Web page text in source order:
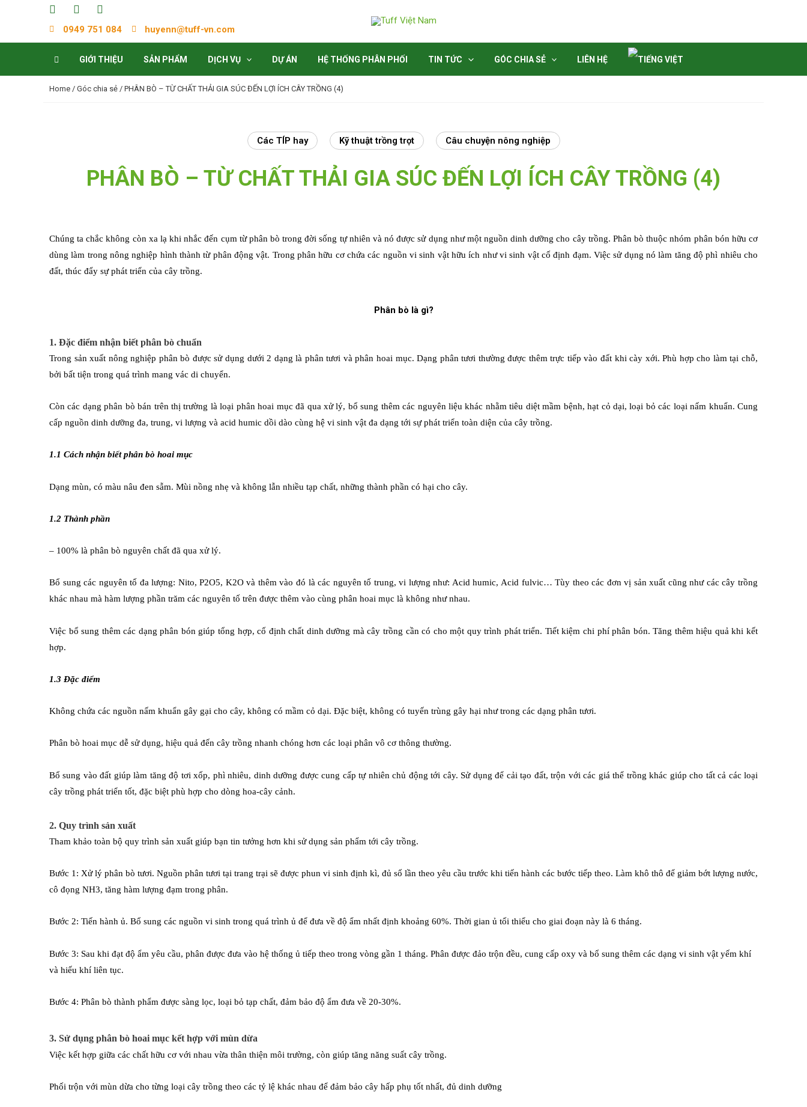
0949 751 084 huyenn@tuff-vn.com
GIỚI THIỆU SẢN PHẨM DỊCH VỤ DỰ ÁN HỆ THỐNG PHÂN PHỐI TIN TỨC GÓC CHIA SẺ LIÊN HỆ
Home / Góc chia sẻ / PHÂN BÒ – TỪ CHẤT THẢI GIA SÚC ĐẾN LỢI ÍCH CÂY TRỒNG (4)
Các TÍP hay Kỹ thuật trồng trọt Câu chuyện nông nghiệp
PHÂN BÒ – TỪ CHẤT THẢI GIA SÚC ĐẾN LỢI ÍCH CÂY TRỒNG (4)
Chúng ta chắc không còn xa lạ khi nhắc đến cụm từ phân bò trong đời sống tự nhiên và nó được sử dụng như một nguồn dinh dưỡng cho cây trồng. Phân bò thuộc nhóm phân bón hữu cơ
dùng làm trong nông nghiệp hình thành từ phân động vật. Trong phân hữu cơ chứa các nguồn vi sinh vật hữu ích như vi sinh vật cố định đạm. Việc sử dụng nó làm tăng độ phì nhiêu cho
đất, thúc đẩy sự phát triển của cây trồng.
Phân bò là gì?
1. Đặc điểm nhận biết phân bò chuẩn
Trong sản xuất nông nghiệp phân bò được sử dụng dưới 2 dạng là phân tươi và phân hoai mục.Dạng phân tươi thường được thêm trực tiếp vào đất khi cày xới. Phù hợp cho làm tại chỗ,
bởi bất tiện trong quá trình mang vác di chuyển.
Còn các dạng phân bò bán trên thị trường là loại phân hoai mục đã qua xử lý, bổ sung thêm các nguyên liệu khác nhằm tiêu diệt mầm bệnh, hạt cỏ dại, loại bỏ các loại nấm khuẩn. Cung
cấp nguồn dinh dưỡng đa, trung, vi lượng và acid humic dồi dào cùng hệ vi sinh vật đa dạng tới sự phát triển toàn diện của cây trồng.
1.1 Cách nhận biết phân bò hoai mục
Dạng mùn, có màu nâu đen sẫm. Mùi nồng nhẹ và không lẫn nhiều tạp chất, những thành phần có hại cho cây.
1.2 Thành phần
– 100% là phân bò nguyên chất đã qua xử lý.
Bổ sung các nguyên tố đa lượng: Nito, P2O5, K2O và thêm vào đó là các nguyên tố trung, vi lượng như: Acid humic, Acid fulvic… Tùy theo các đơn vị sản xuất cũng như các cây trồng
khác nhau mà hàm lượng phần trăm các nguyên tố trên được thêm vào cùng phân hoai mục là không như nhau.
Việc bổ sung thêm các dạng phân bón giúp tổng hợp, cố định chất dinh dưỡng mà cây trồng cần có cho một quy trình phát triển. Tiết kiệm chi phí phân bón. Tăng thêm hiệu quả khi kết
hợp.
1.3 Đặc điểm
Không chứa các nguồn nấm khuẩn gây gại cho cây, không có mầm cỏ dại. Đặc biệt, không có tuyến trùng gây hại như trong các dạng phân tươi.
Phân bò hoai mục dễ sử dụng, hiệu quả đến cây trồng nhanh chóng hơn các loại phân vô cơ thông thường.
Bổ sung vào đất giúp làm tăng độ tơi xốp, phì nhiêu, dinh dưỡng được cung cấp tự nhiên chủ động tới cây. Sử dụng để cải tạo đất, trộn với các giá thể trồng khác giúp cho tất cả các loại
cây trồng phát triển tốt, đặc biệt phù hợp cho dòng hoa-cây cảnh.
2. Quy trình sản xuất
Tham khảo toàn bộ quy trình sản xuất giúp bạn tin tưởng hơn khi sử dụng sản phẩm tới cây trồng.
Bước 1: Xử lý phân bò tươi. Nguồn phân tươi tại trang trại sẽ được phun vi sinh định kì, đủ số lần theo yêu cầu trước khi tiến hành các bước tiếp theo. Làm khô thô để giảm bớt lượng nước,
cô đọng NH3, tăng hàm lượng đạm trong phân.
Bước 2: Tiến hành ủ. Bổ sung các nguồn vi sinh trong quá trình ủ để đưa về độ ẩm nhất định khoảng 60%. Thời gian ủ tối thiểu cho giai đoạn này là 6 tháng.
Bước 3: Sau khi đạt độ ẩm yêu cầu, phân được đưa vào hệ thống ủ tiếp theo trong vòng gần 1 tháng. Phân được đảo trộn đều, cung cấp oxy và bổ sung thêm các dạng vi sinh vật yếm khí
và hiếu khí liên tục.
Bước 4: Phân bò thành phẩm được sàng lọc, loại bỏ tạp chất, đảm bảo độ ẩm đưa về 20-30%.
3. Sử dụng phân bò hoai mục kết hợp với mùn dừa
Việc kết hợp giữa các chất hữu cơ với nhau vừa thân thiện môi trường, còn giúp tăng năng suất cây trồng.
Phối trộn với mùn dừa cho từng loại cây trồng theo các tỷ lệ khác nhau để đảm bảo cây hấp phụ tốt nhất, đủ dinh dưỡng